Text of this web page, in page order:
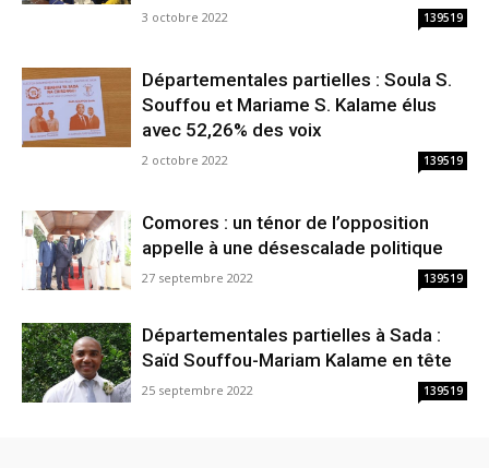
3 octobre 2022 139519
Départementales partielles : Soula S.
Souffou et Mariame S. Kalame élus
avec 52,26% des voix
2 octobre 2022 139519
Comores : un ténor de l’opposition
appelle à une désescalade politique
27 septembre 2022 139519
Départementales partielles à Sada :
Saïd Souffou-Mariam Kalame en tête
25 septembre 2022 139519